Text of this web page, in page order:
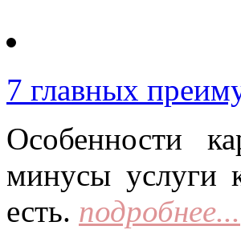
7 главных
Особенности
минусы услуги
есть. подробнее...